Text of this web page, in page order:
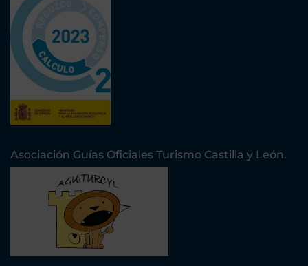
Asociación Guías Oficiales Turismo Castilla y León.